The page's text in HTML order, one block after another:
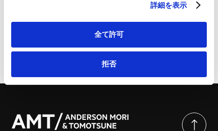
詳細を表示
全て許可
拒否
ページのシェアはこちらから